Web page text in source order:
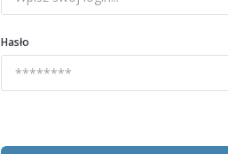
Hasło